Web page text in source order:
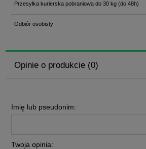
Przesyłka kurierska pobraniowa do 30 kg(do 48h)
Odbiór osobisty
Opinie o produkcie (0)
Imię lub pseudonim:
Twoja opinia: